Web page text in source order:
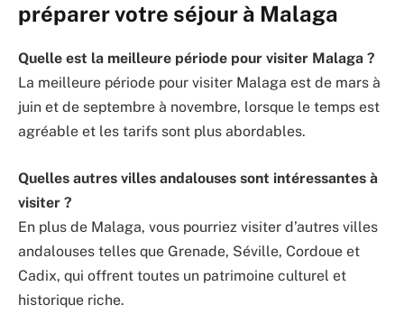
préparer votre séjour à Malaga
Quelle est la meilleure période pour visiter Malaga ?
La meilleure période pour visiter Malaga est de mars à
juin et de septembre à novembre, lorsque le temps est
agréable et les tarifs sont plus abordables.
Quelles autres villes andalouses sont intéressantes à
visiter ?
En plus de Malaga, vous pourriez visiter d’autres villes
andalouses telles que Grenade, Séville, Cordoue et
Cadix, qui offrent toutes un patrimoine culturel et
historique riche.